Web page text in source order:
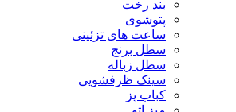
بند رخت
پتوشوی
ساعت های تزئینی
سطل برنج
سطل زباله
سینک ظرفشویی
کباب پز